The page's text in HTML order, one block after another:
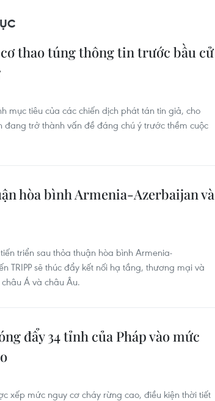
thao túng thông tin trước bầu cử
mục tiêu của các chiến dịch phát tán tin giả, cho
đang trở thành vấn đề đáng chú ý trước thềm cuộc
hòa bình Armenia-Azerbaijan và
triển sau thỏa thuận hòa bình Armenia-
TRIPP sẽ thúc đẩy kết nối hạ tầng, thương mại và
Á và châu Âu.
đẩy 34 tỉnh của Pháp vào mức
xếp mức nguy cơ cháy rừng cao, điều kiện thời tiết